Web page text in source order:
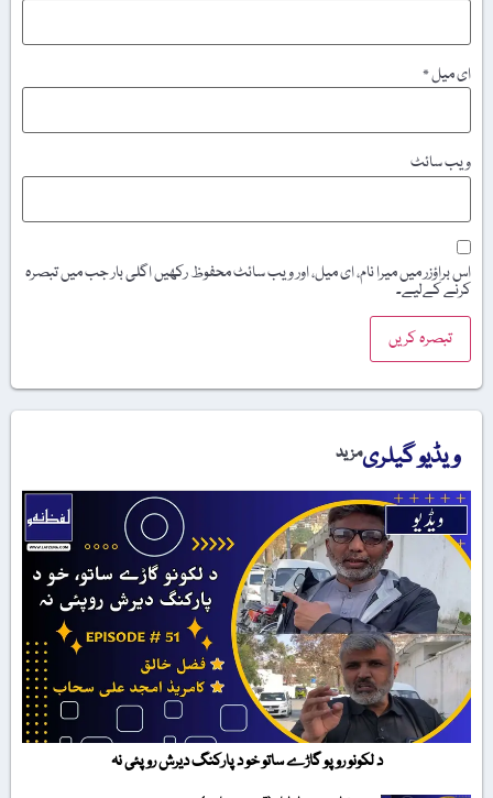
ای میل*
ویب‌ سائٹ
اس براؤزر میں میرا نام، ای میل، اور ویب سائٹ محفوظ رکھیں اگلی بار جب میں تبصرہ
کرنے کےلیے۔
ویڈیو گیلریمزید
د لکونو روپو گاڑے ساتو خو د پارکنگ دیرش روپئی نہ